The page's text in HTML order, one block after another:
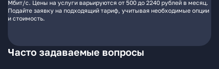
Мбит/с. Цены на услуги варьируются от 500 до 2240 рублей в месяц.
Подайте заявку на подходящий тариф, учитывая необходимые опции
и стоимость.
Часто задаваемые вопросы